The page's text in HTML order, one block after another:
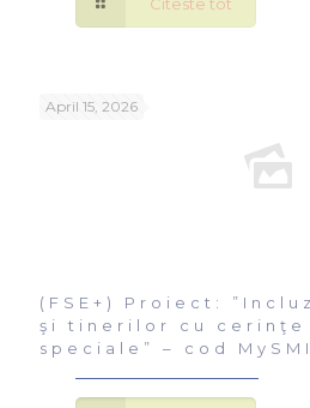
April 15, 2026
(FSE+) Proiect:
şi tinerilor cu cerinţe
speciale” – cod